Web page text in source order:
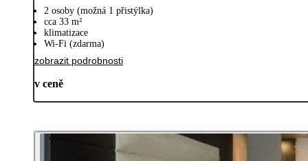
2 osoby (možná 1 přistýlka)
cca 33 m²
klimatizace
Wi-Fi (zdarma)
zobrazit podrobnosti
v ceně